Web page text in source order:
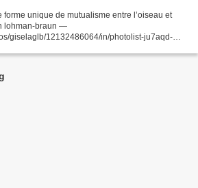
forme unique de mutualisme entre l’oiseau et
lohman-braun —
giselaglb/12132486064/in/photolist-ju7aqd-
w/index.php?curid=33877845...